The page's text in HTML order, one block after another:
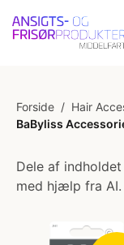
Forside / Hair
BaByliss
Dele af
med hjælp fra AI.